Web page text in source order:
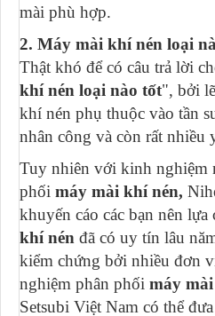
mài phù hợp.
2. Máy mài khí nén loại
Thật khó để có câu trả lời
khí nén loại nào tốt", bởi
khí nén phụ thuộc vào tần
nhân công và còn rất nhiều
Tuy nhiên với kinh nghiệm
phối máy mài khí nén,
khuyến cáo các bạn nên lựa
khí nén đã có uy tín lâu
kiểm chứng bởi nhiều đơn
nghiệm phân phối máy
Setsubi Việt Nam có thể